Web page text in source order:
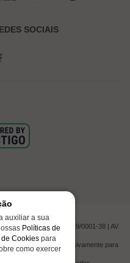
SOCIAIS
| CNPJ 00.201.519/0001-38 | AV
- ITAJAÍ, SC
são válidos exclusivamente para
nossa loja virtual.
auxiliar a sua
Políticas de
Cookiespara
como exercer